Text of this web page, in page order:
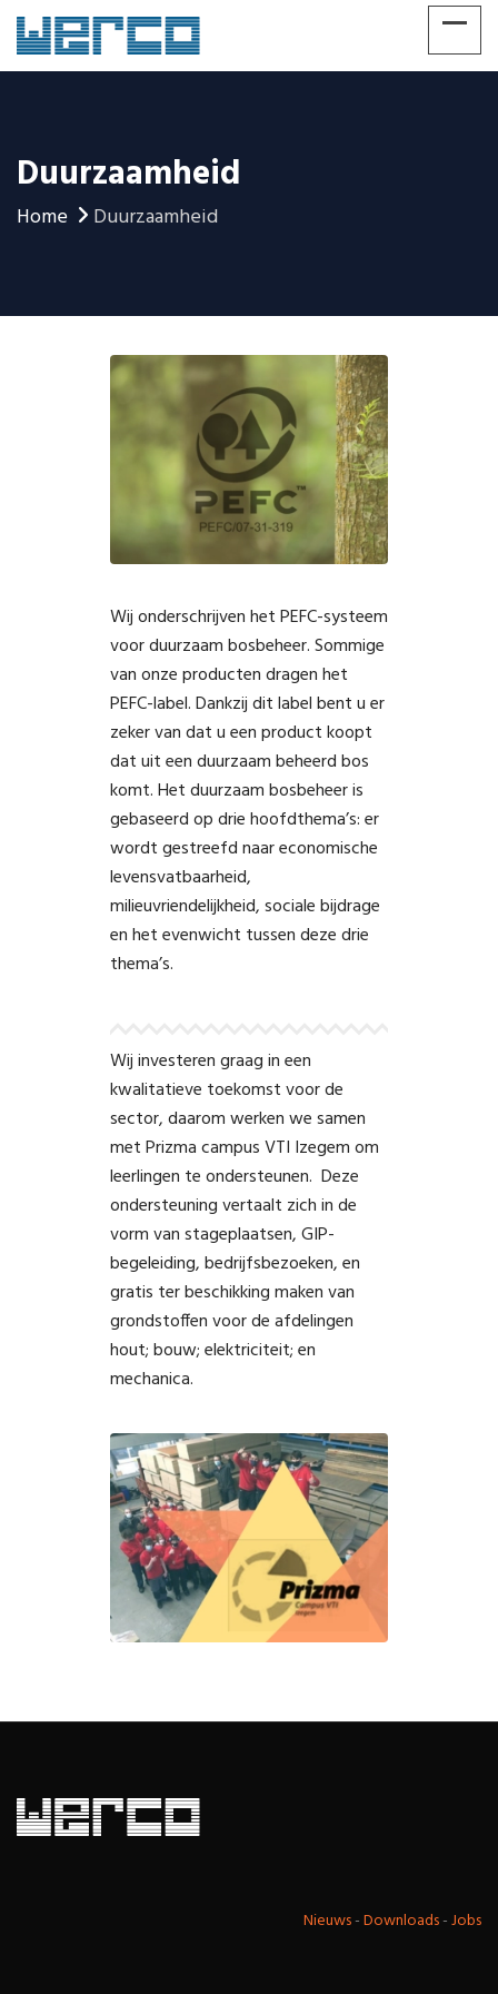
Duurzaamheid
Home Duurzaamheid
Wij onderschrijven het PEFC-systeem
voor duurzaam bosbeheer. Sommige
van onze producten dragen het
PEFC-label. Dankzij dit label bent u er
zeker van dat u een product koopt
dat uit een duurzaam beheerd bos
komt. Het duurzaam bosbeheer is
gebaseerd op drie hoofdthema’s: er
wordt gestreefd naar economische
levensvatbaarheid,
milieuvriendelijkheid, sociale bijdrage
en het evenwicht tussen deze drie
thema’s.
Wij investeren graag in een
kwalitatieve toekomst voor de
sector, daarom werken we samen
met Prizma campus VTI Izegem om
leerlingen te ondersteunen. Deze
ondersteuning vertaalt zich in de
vorm van stageplaatsen, GIP-
begeleiding, bedrijfsbezoeken, en
gratis ter beschikking maken van
grondstoffen voor de afdelingen
hout; bouw; elektriciteit; en
mechanica.
Nieuws-Downloads-Jobs